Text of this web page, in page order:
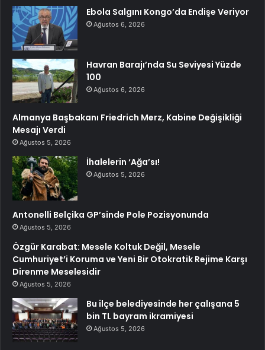
Ebola Salgını Kongo’da Endişe Veriyor
Ağustos 6, 2026
Havran Barajı’nda Su Seviyesi Yüzde
100
Ağustos 6, 2026
Almanya Başbakanı Friedrich Merz, Kabine Değişikliği
Mesajı Verdi
Ağustos 5, 2026
İhalelerin ‘Ağa’sı!
Ağustos 5, 2026
Antonelli Belçika GP’sinde Pole Pozisyonunda
Ağustos 5, 2026
Özgür Karabat: Mesele Koltuk Değil, Mesele
Cumhuriyet’i Koruma ve Yeni Bir Otokratik Rejime Karşı
Direnme Meselesidir
Ağustos 5, 2026
Bu ilçe belediyesinde her çalışana 5
bin TL bayram ikramiyesi
Ağustos 5, 2026